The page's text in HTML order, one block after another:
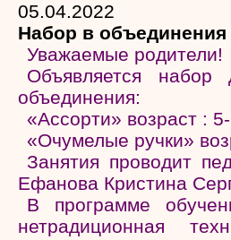
05.04.2022
Набор в объединения
Уважаемые родители!
Объявляется
объединения:
«Ассорти» возраст :
«Очумелые ручки»
Занятия проводит
Ефанова Кристина
В программе
нетрадиционная